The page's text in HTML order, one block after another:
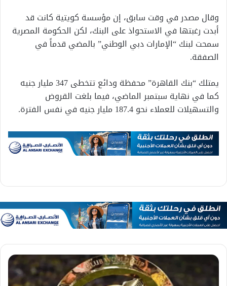
وقال مصدر في وقت سابق، إن مؤسسة كويتية كانت قد
أبدت رغبتها في الاستحواذ على البنك، لكن الحكومة المصرية
سمحت لبنك “الإمارات دبي الوطني” بالمضي قدماً في
الصفقة.
يمتلك “بنك القاهرة” محفظة ودائع تتخطى 347 مليار جنيه
كما في نهاية سبتمبر الماضي، فيما بلغت القروض
والتسهيلات للعملاء نحو 187.4 مليار جنيه في نفس الفترة.